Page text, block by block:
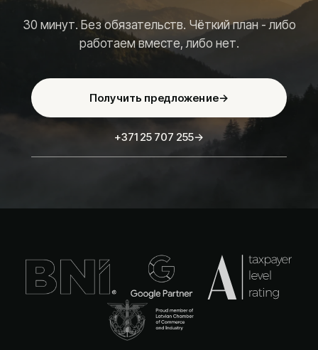
30 минут. Без обязательств. Чёткий план - либо
работаем вместе, либо нет.
Получить предложение→
+371 25 707 255→